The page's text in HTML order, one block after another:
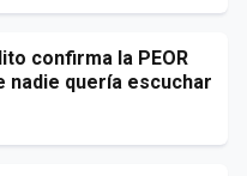
confirma la PEOR
nadie quería escuchar